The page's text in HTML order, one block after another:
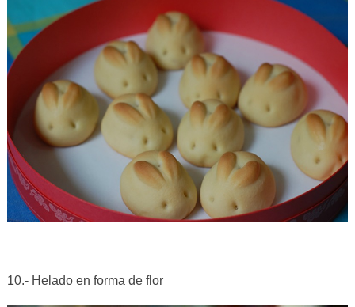
10.- Helado en forma de flor